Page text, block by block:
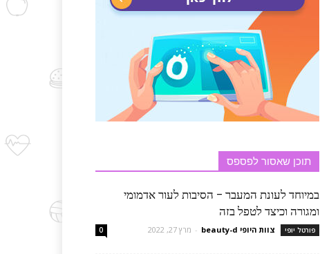
תוכן שאסור לפספס
במיוחד לעונת המעבר – הסיבות לעור אדמומי
ומגורה וכיצד לטפל בזה
פורטל יופי צוות היופי beauty-d - מרץ 27, 2022 0